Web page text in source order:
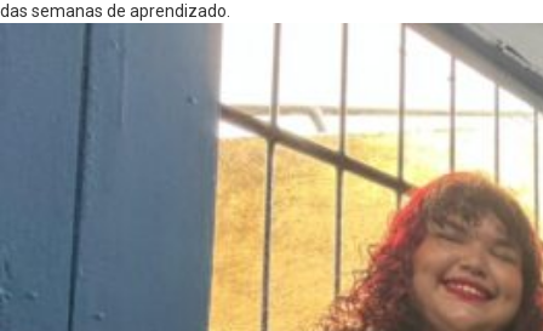
das semanas de aprendizado.